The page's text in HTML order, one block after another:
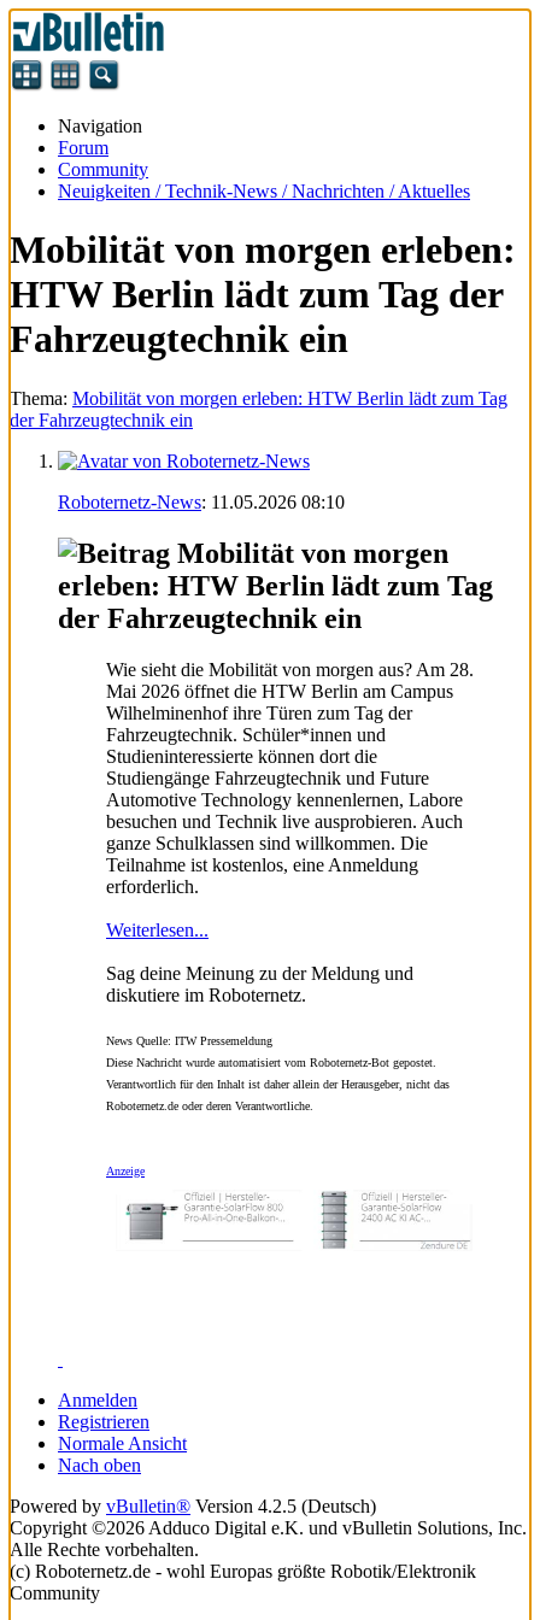
Navigation
Forum
Community
Neuigkeiten / Technik-News / Nachrichten / Aktuelles
Mobilität von morgen erleben:
HTW Berlin lädt zum Tag der
Fahrzeugtechnik ein
Thema: Mobilität von morgen erleben: HTW Berlin lädt zum Tag
der Fahrzeugtechnik ein
Roboternetz-News: 11.05.2026 08:10
Mobilität von morgen
erleben: HTW Berlin lädt zum Tag
der Fahrzeugtechnik ein
Wie sieht die Mobilität von morgen aus? Am 28.
Mai 2026 öffnet die HTW Berlin am Campus
Wilhelminenhof ihre Türen zum Tag der
Fahrzeugtechnik. Schüler*innen und
Studieninteressierte können dort die
Studiengänge Fahrzeugtechnik und Future
Automotive Technology kennenlernen, Labore
besuchen und Technik live ausprobieren. Auch
ganze Schulklassen sind willkommen. Die
Teilnahme ist kostenlos, eine Anmeldung
erforderlich.
Weiterlesen...
Sag deine Meinung zu der Meldung und
diskutiere im Roboternetz.
News Quelle: ITW Pressemeldung
Diese Nachricht wurde automatisiert vom Roboternetz-Bot gepostet.
Verantwortlich für den Inhalt ist daher allein der Herausgeber, nicht das
Roboternetz.de oder deren Verantwortliche.
Anzeige
Anmelden
Registrieren
Normale Ansicht
Nach oben
Powered by vBulletin® Version 4.2.5 (Deutsch)
Copyright ©2026 Adduco Digital e.K. und vBulletin Solutions, Inc.
Alle Rechte vorbehalten.
(c) Roboternetz.de - wohl Europas größte Robotik/Elektronik
Community